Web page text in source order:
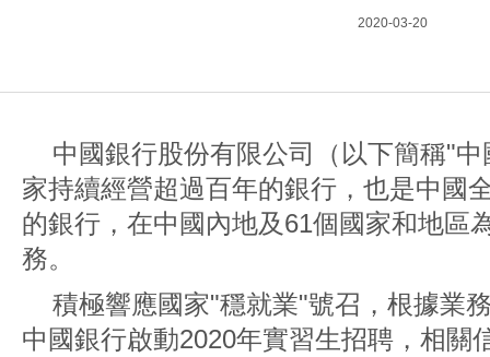
2020-03-20
中國銀行股份有限公司（以下簡稱"
家持續經營超過百年的銀行，也是中國
的銀行，在中國內地及61個國家和地區
務。
積極響應國家"穩就業"號召，根據業
中國銀行啟動2020年實習生招聘，相關